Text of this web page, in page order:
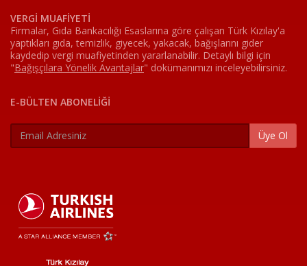
VERGİ MUAFİYETİ
Firmalar, Gıda Bankacılığı Esaslarına göre çalışan Türk Kızılay'a
yaptıkları gıda, temizlik, giyecek, yakacak, bağışlarını gider
kaydedip vergi muafiyetinden yararlanabilir. Detaylı bilgi için
"Bağışçılara Yönelik Avantajlar" dokümanımızı inceleyebilirsiniz.
E-BÜLTEN ABONELİĞİ
Üye Ol